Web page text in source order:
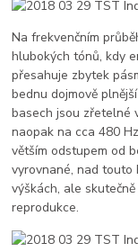
Na frekvenčním
hlubokých tónů, kdy
přesahuje zbytek
bednu dojmově
basech jsou zřetelné
naopak na cca 480
větším odstupem od
vyrovnané, nad touto
výškách, ale
reprodukce.